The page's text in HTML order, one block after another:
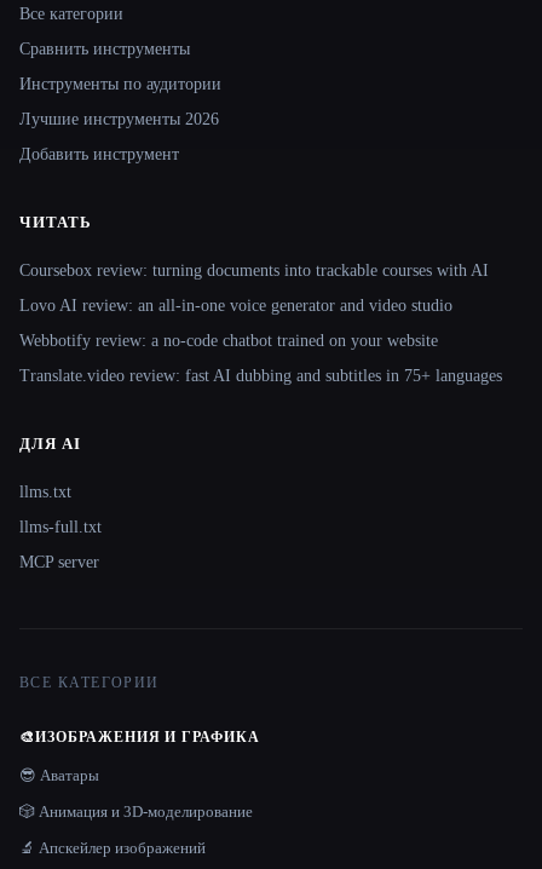
Все категории
Сравнить инструменты
Инструменты по аудитории
Лучшие инструменты 2026
Добавить инструмент
ЧИТАТЬ
Coursebox review: turning documents into trackable courses with AI
Lovo AI review: an all-in-one voice generator and video studio
Webbotify review: a no-code chatbot trained on your website
Translate.video review: fast AI dubbing and subtitles in 75+ languages
ДЛЯ AI
llms.txt
llms-full.txt
MCP server
ВСЕ КАТЕГОРИИ
🎨ИЗОБРАЖЕНИЯ И ГРАФИКА
😎 Аватары
🎲 Анимация и 3D-моделирование
🔬 Апскейлер изображений